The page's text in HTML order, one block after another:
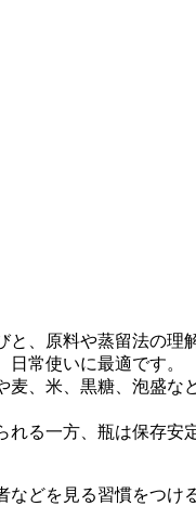
、原料や蒸留法の理
常使いに最適です。
、米、黒糖、泡盛
る一方、瓶は保存安
どを見る習慣をつけ